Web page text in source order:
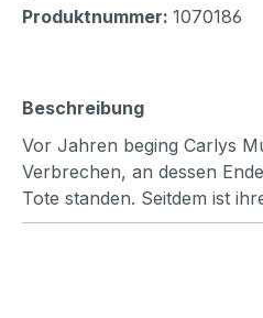
Produktnummer: 1070186
Beschreibung
Vor Jahren beging Carlys
Verbrechen, an dessen
Tote standen. Seitdem ist